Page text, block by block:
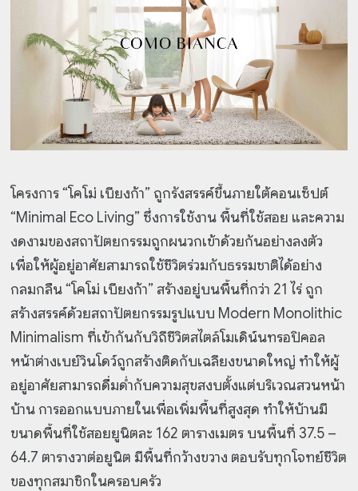
โครงการ “โคโม่ เบียงก้า” ถูกรังสรรค์ขึ้นภายใต้คอนเซ็ปต์
“Minimal Eco Living” ซึ่งการใช้งาน พื้นที่ใช้สอย และความ
งดงามของสถาปัตยกรรมถูกผนวกเข้าด้วยกันอย่างลงตัว
เพื่อให้ผู้อยู่อาศัยสามารถใช้ชีวิตร่วมกับธรรมชาติได้อย่าง
กลมกลืน “โคโม่ เบียงก้า” สร้างอยู่บนพื้นที่กว่า 21 ไร่ ถูก
สร้างสรรค์ด้วยสถาปัตยกรรมรูปแบบ Modern Monolithic
Minimalism ที่เข้ากันกับวิถีชีวิตสไตล์โมเดิน์นทรอปิคอล
หน้าต่างเบย์วินโดว์ถูกสร้างติดกับเฉลียงขนาดใหญ่ ทำให้ผู้
อยู่อาศัยสามารถดื่มด่ำกับความสุขสงบตั้งแต่บริเวณสวนหน้า
บ้าน การออกแบบภายในเพื่อเพิ่มพื้นที่สูงสุด ทำให้บ้านมี
ขนาดพื้นที่ใช้สอยยูนิตละ 162 ตารางเมตร บนพื้นที่ 37.5 –
64.7 ตารางวาต่อยูนิต มีพื้นที่กว้างขวาง ตอบรับทุกโจทย์ชีวิต
ของทุกสมาชิกในครอบครัว